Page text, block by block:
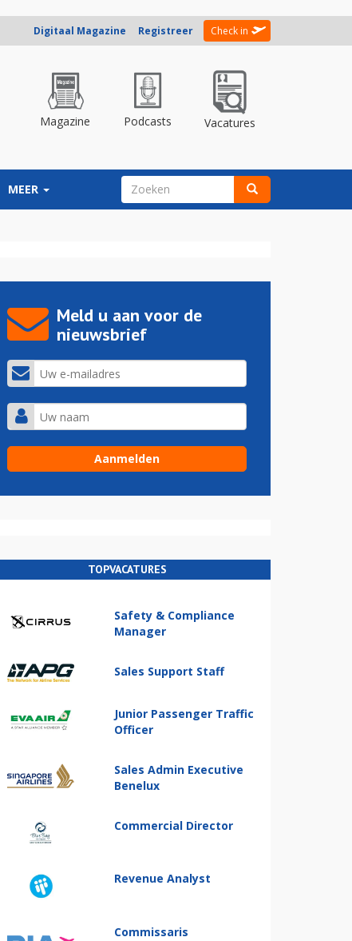
Digitaal Magazine Registreer Check in
Magazine Podcasts Vacatures
MEER ZOEKVELD
Meld u aan voor de
nieuwsbrief
TOPVACATURES
Safety & Compliance
Manager
Sales Support Staff
Junior Passenger Traffic
Officer
Sales Admin Executive
Benelux
Commercial Director
Revenue Analyst
Commissaris